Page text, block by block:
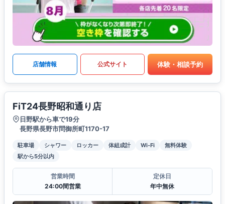
店舗情報 公式サイト 体験・相談予約
FiT24長野昭和通り店
日野駅から車で19分
長野県長野市問御所町1170-17
駐車場 シャワー ロッカー 体組成計 Wi-Fi
無料体験
駅から5分以内
営業時間
24:00間営業
定休日
年中無休